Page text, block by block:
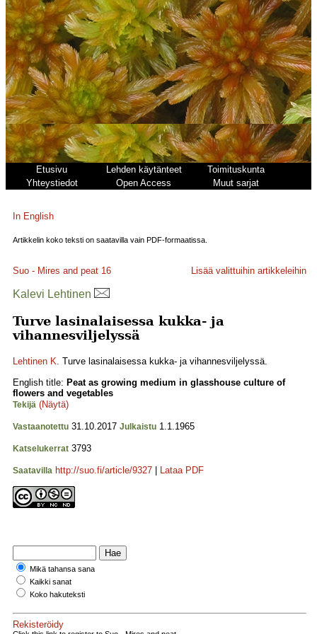
Etusivu Lehden käytänteet
Toimituskunta
Yhteystiedot
Open Access Muut sarjat
In English
Artikkelin koko teksti on saatavilla vain PDF-formaatissa.
Suo - Mires and peat 16 Lisää valittuihin artikkeleihin
Kalevi Lehtinen
Turve lasinalaisessa kukka- ja
vihannesviljelyssä
Lehtinen K. Turve lasinalaisessa kukka- ja vihannesviljelyssä.
English title: Peat as growing medium in glasshouse culture of
flowers and vegetables
Tekijä (Näytä)
Vastaanotettu 31.10.2017 Julkaistu 1.1.1965
Katselukerrat 3793
Saatavilla http://suo.fi/article/9327 Lataa PDF
Mikä tahansa sana
Kaikki sanat
Koko hakuteksti
Rekisteröidy